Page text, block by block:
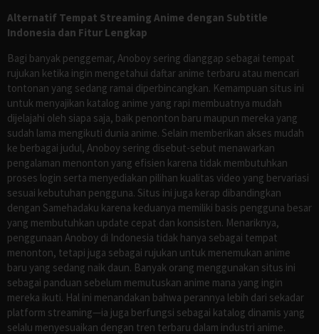
Alternatif Tempat Streaming Anime dengan Subtitle
Indonesia dan Fitur Lengkap
Bagi banyak penggemar, Anoboy sering dianggap sebagai tempat
rujukan ketika ingin mengetahui daftar anime terbaru atau mencari
tontonan yang sedang ramai diperbincangkan. Kemampuan situs ini
untuk menyajikan katalog anime yang rapi membuatnya mudah
dijelajahi oleh siapa saja, baik penonton baru maupun mereka yang
sudah lama mengikuti dunia anime. Selain memberikan akses mudah
ke berbagai judul, Anoboy sering disebut-sebut menawarkan
pengalaman menonton yang efisien karena tidak membutuhkan
proses login serta menyediakan pilihan kualitas video yang bervariasi
sesuai kebutuhan pengguna. Situs ini juga kerap dibandingkan
dengan Samehadaku karena keduanya memiliki basis pengguna besar
yang membutuhkan update cepat dan konsisten. Menariknya,
penggunaan Anoboy di Indonesia tidak hanya sebagai tempat
menonton, tetapi juga sebagai rujukan untuk menemukan anime
baru yang sedang naik daun. Banyak orang menggunakan situs ini
sebagai panduan sebelum memutuskan anime mana yang ingin
mereka ikuti. Hal ini menandakan bahwa perannya lebih dari sekadar
platform streaming—ia juga berfungsi sebagai katalog dinamis yang
selalu menyesuaikan dengan tren terbaru dalam industri anime.